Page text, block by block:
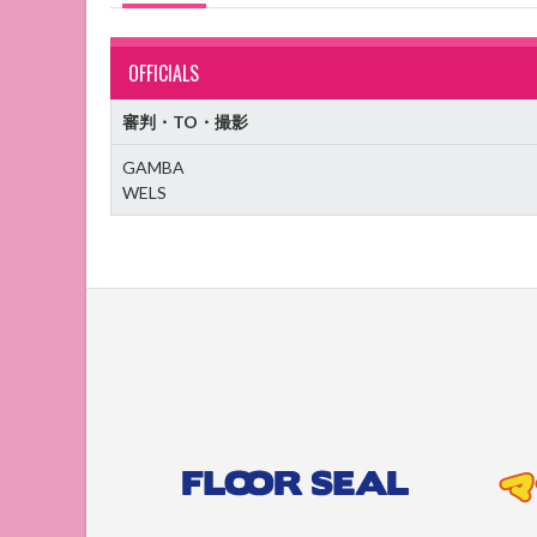
OFFICIALS
審判・TO・撮影
GAMBA
WELS